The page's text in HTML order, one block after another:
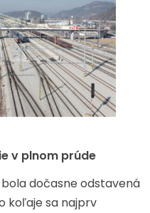
v plnom prúde
dočasne odstavená
koľaje sa najprv